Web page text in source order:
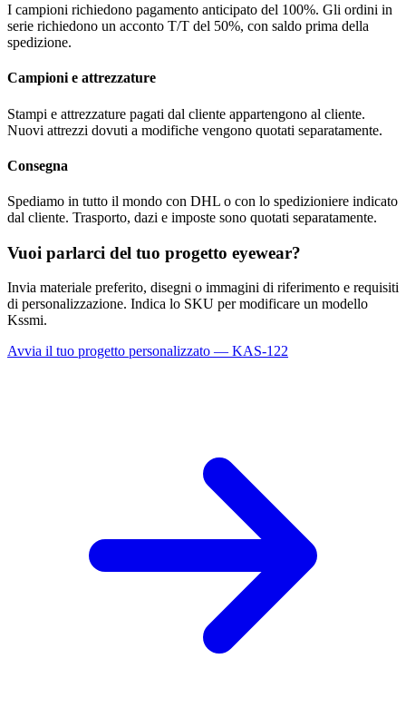
I campioni richiedono pagamento anticipato del 100%. Gli ordini in
serie richiedono un acconto T/T del 50%, con saldo prima della
spedizione.
Campioni e attrezzature
Stampi e attrezzature pagati dal cliente appartengono al cliente.
Nuovi attrezzi dovuti a modifiche vengono quotati separatamente.
Consegna
Spediamo in tutto il mondo con DHL o con lo spedizioniere indicato
dal cliente. Trasporto, dazi e imposte sono quotati separatamente.
Vuoi parlarci del tuo progetto eyewear?
Invia materiale preferito, disegni o immagini di riferimento e requisiti
di personalizzazione. Indica lo SKU per modificare un modello
Kssmi.
Avvia il tuo progetto personalizzato — KAS-122